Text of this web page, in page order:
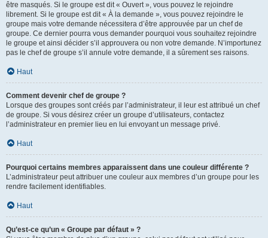
être masqués. Si le groupe est dit « Ouvert », vous pouvez le rejoindre
librement. Si le groupe est dit « À la demande », vous pouvez rejoindre le
groupe mais votre demande nécessitera d’être approuvée par un chef de
groupe. Ce dernier pourra vous demander pourquoi vous souhaitez rejoindre
le groupe et ainsi décider s’il approuvera ou non votre demande. N’importunez
pas le chef de groupe s’il annule votre demande, il a sûrement ses raisons.
Haut
Comment devenir chef de groupe ?
Lorsque des groupes sont créés par l’administrateur, il leur est attribué un chef
de groupe. Si vous désirez créer un groupe d’utilisateurs, contactez
l’administrateur en premier lieu en lui envoyant un message privé.
Haut
Pourquoi certains membres apparaissent dans une couleur différente ?
L’administrateur peut attribuer une couleur aux membres d’un groupe pour les
rendre facilement identifiables.
Haut
Qu’est-ce qu’un « Groupe par défaut » ?